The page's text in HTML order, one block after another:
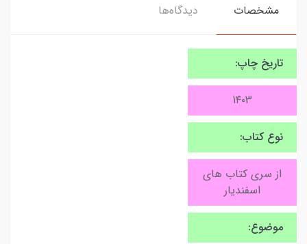
مشخصات دیدگاه‌ها
تاریخ چاپ:
1۴۰3
نوع کتاب:
از سری کتاب های
اسفندیار
موضوع: